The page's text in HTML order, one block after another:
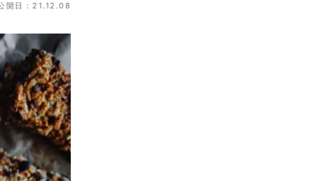
開日：21.12.08